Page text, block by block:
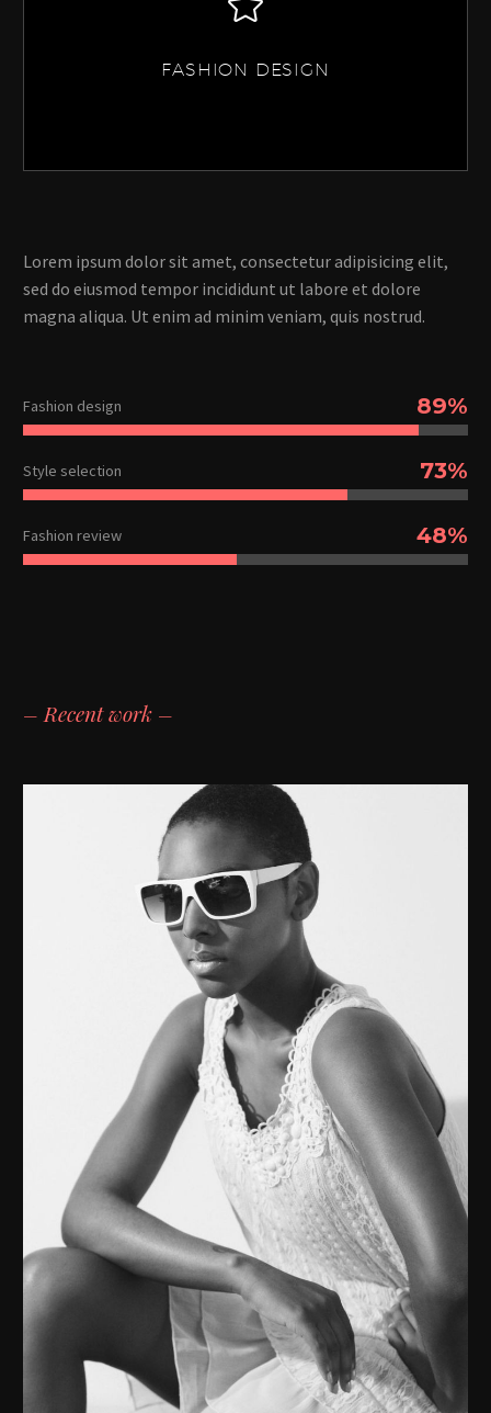
FASHION DESIGN
Lorem ipsum dolor sit amet, consectetur adipisicing elit,
sed do eiusmod tempor incididunt ut labore et dolore
magna aliqua. Ut enim ad minim veniam, quis nostrud.
Fashion design 89%
Style selection 73%
Fashion review 48%
– Recent work –